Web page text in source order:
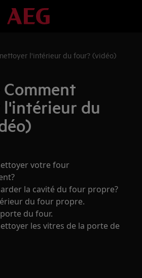
l'intérieur du four? (vidéo)
du
votre four
la cavité du four propre?
du four propre.
du four.
les vitres de la porte de